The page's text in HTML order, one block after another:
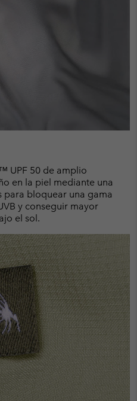
UPF 50 de amplio
en la piel mediante una
para bloquear una gama
y conseguir mayor
el sol.